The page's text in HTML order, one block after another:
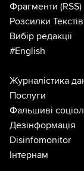
Фрагменти (RSS)
Розсилки Текстів
Вибір редакції
#English
Журналістика
Послуги
Фальшиві
Дезінформація
Disinfomonitor
Інтернам